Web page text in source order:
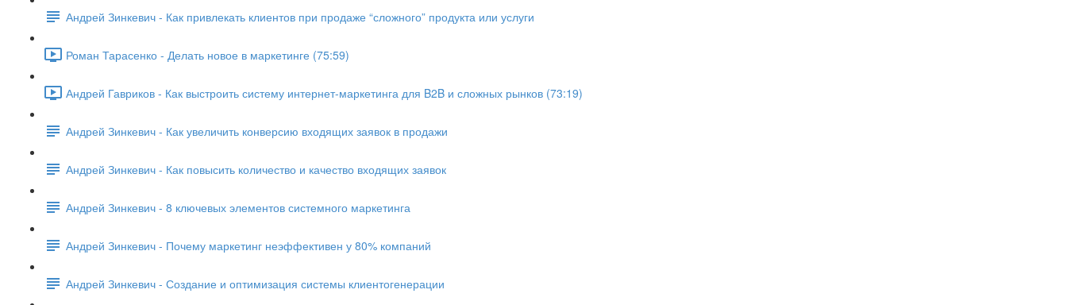
Андрей Зинкевич - Как привлекать клиентов при продаже “сложного” продукта или услуги
Роман Тарасенко - Делать новое в маркетинге (75:59)
Андрей Гавриков - Как выстроить систему интернет-маркетинга для B2B и сложных рынков (73:19)
Андрей Зинкевич - Как увеличить конверсию входящих заявок в продажи
Андрей Зинкевич - Как повысить количество и качество входящих заявок
Андрей Зинкевич - 8 ключевых элементов системного маркетинга
Андрей Зинкевич - Почему маркетинг неэффективен у 80% компаний
Андрей Зинкевич - Создание и оптимизация системы клиентогенерации